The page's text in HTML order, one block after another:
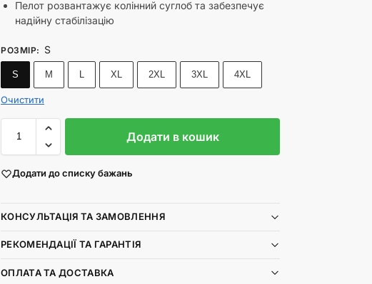
Пелот розвантажує колінний суглоб та забезпечує
надійну стабілізацію
РОЗМІР: S
S M L XL 2XL 3XL 4XL
Очистити
Додати в кошик
Додати до списку бажань
КОНСУЛЬТАЦІЯ ТА ЗАМОВЛЕННЯ
РЕКОМЕНДАЦІЇ ТА ГАРАНТІЯ
ОПЛАТА ТА ДОСТАВКА